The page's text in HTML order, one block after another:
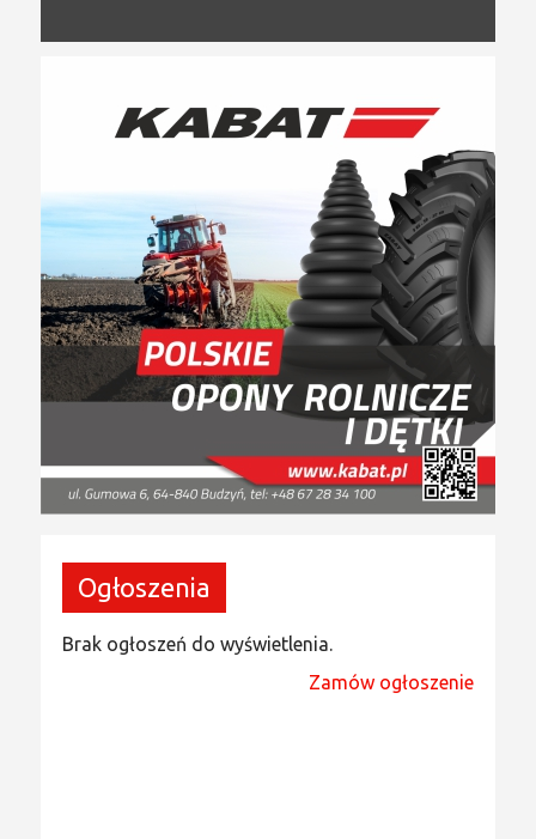
Ogłoszenia
Brak ogłoszeń do wyświetlenia.
Zamów ogłoszenie